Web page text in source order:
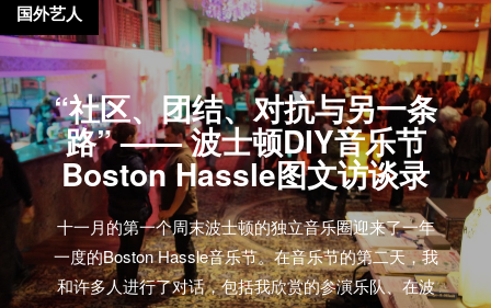
“社区、团结、对抗与另一条
路” —— 波士顿DIY音乐节
Boston Hassle图文访谈录
十一月的第一个周末波士顿的独立音乐圈迎来了一年
一度的Boston Hassle音乐节。在音乐节的第二天，我
和许多人进行了对话，包括我欣赏的参演乐队、在波
国外艺人